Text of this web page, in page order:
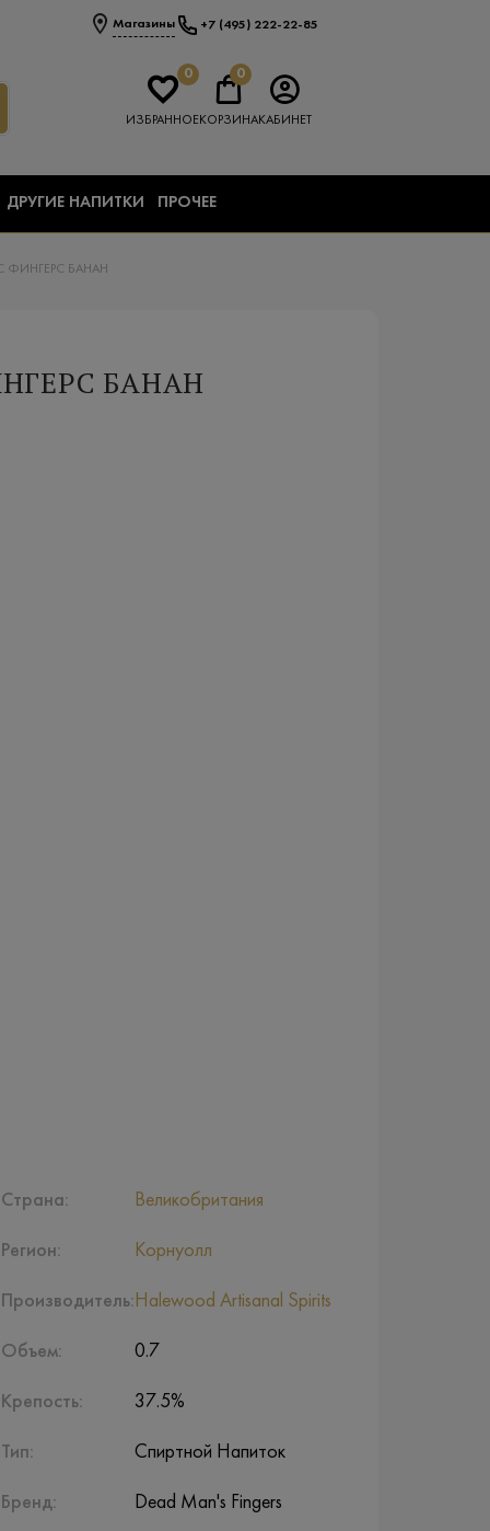
Магазины +7 (495) 222-22-85
0
ИЗБРАННОЕ
0
КОРЗИНАКАБИНЕТ
ДРУГИЕ НАПИТКИ ПРОЧЕЕ
БАНАН
БАНАН
Страна:
Регион:
Производитель:
Объем:
Крепость:
Тип:
Бренд:
Великобритания
Корнуолл
Halewood Artisanal Spirits
0.7
37.5%
Спиртной Напиток
Dead Man's Fingers